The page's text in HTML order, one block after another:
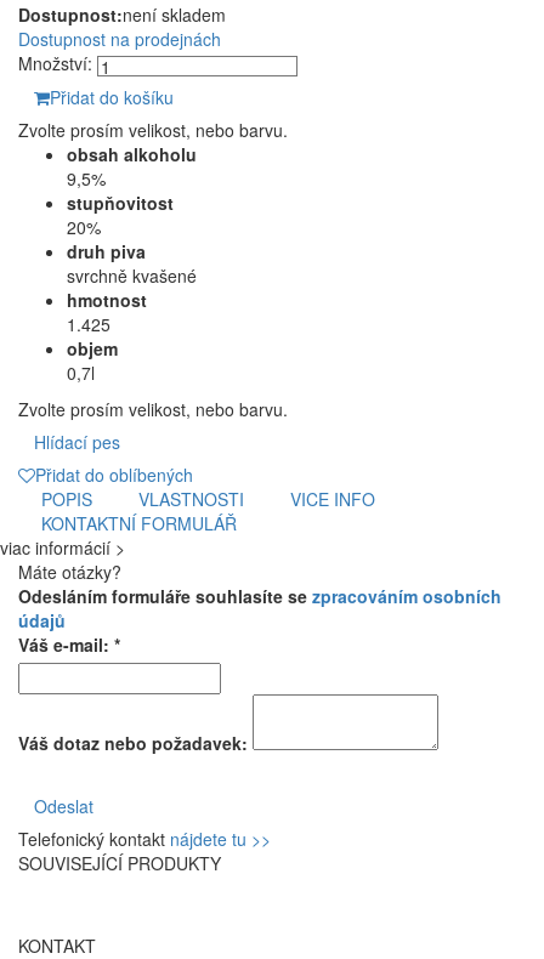
Dostupnost:není skladem
Dostupnost na prodejnách
Množství:
Přidat do košíku
Zvolte prosím velikost, nebo barvu.
obsah alkoholu
9,5%
stupňovitost
20%
druh piva
svrchně kvašené
hmotnost
1.425
objem
0,7l
Zvolte prosím velikost, nebo barvu.
Hlídací pes
Přidat do oblíbených
POPIS
VLASTNOSTI
VICE INFO
KONTAKTNÍ FORMULÁŘ
viac informácií >
Máte otázky?
Odesláním formuláře souhlasíte se zpracováním osobních
údajů
Váš e-mail: *
Váš dotaz nebo požadavek:
Odeslat
Telefonický kontakt nájdete tu >>
SOUVISEJÍCÍ PRODUKTY
KONTAKT